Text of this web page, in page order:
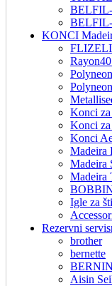
BELFIL-
BELFIL-
KONCI
Konci za
Konci za
Konci
Madeira
Madeira
Madeira
Igle za
Rezervni
brother
bernette
Aisin